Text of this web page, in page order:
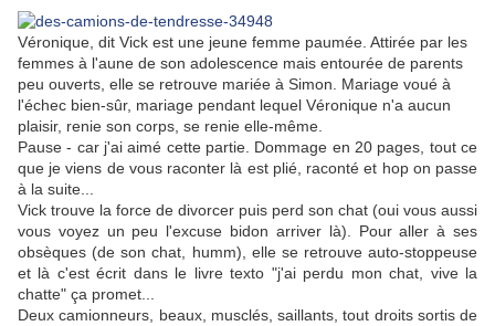
Véronique, dit Vick est une jeune femme paumée. Attirée par les
femmes à l'aune de son adolescence mais entourée de parents
peu ouverts, elle se retrouve mariée à Simon. Mariage voué à
l'échec bien-sûr, mariage pendant lequel Véronique n'a aucun
plaisir, renie son corps, se renie elle-même.
Pause - car j'ai aimé cette partie. Dommage en 20 pages, tout ce
que je viens de vous raconter là est plié, raconté et hop on passe
à la suite...
Vick trouve la force de divorcer puis perd son chat (oui vous aussi
vous voyez un peu l'excuse bidon arriver là). Pour aller à ses
obsèques (de son chat, humm), elle se retrouve auto-stoppeuse
et là c'est écrit dans le livre texto "j'ai perdu mon chat, vive la
chatte" ça promet...
Deux camionneurs, beaux, musclés, saillants, tout droits sortis de